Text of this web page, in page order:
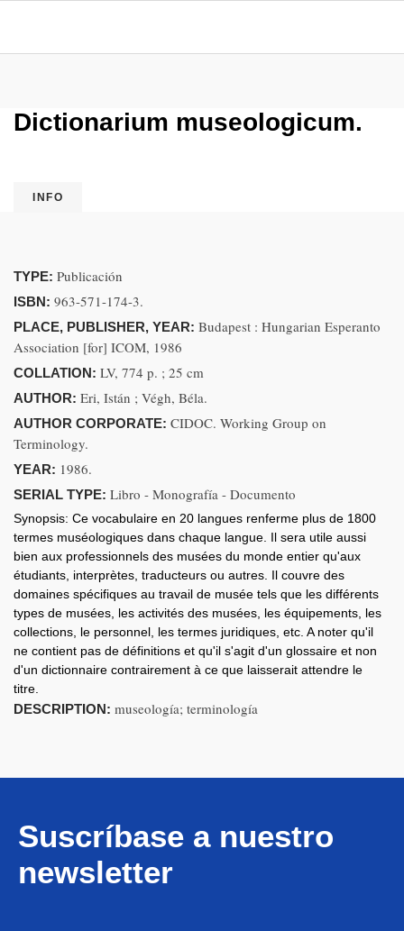
Dictionarium museologicum.
INFO
TYPE: Publicación
ISBN: 963-571-174-3.
PLACE, PUBLISHER, YEAR: Budapest : Hungarian Esperanto
Association [for] ICOM, 1986
COLLATION: LV, 774 p. ; 25 cm
AUTHOR: Eri, Istán ; Végh, Béla.
AUTHOR CORPORATE: CIDOC. Working Group on
Terminology.
YEAR: 1986.
SERIAL TYPE: Libro - Monografía - Documento
Synopsis: Ce vocabulaire en 20 langues renferme plus de 1800
termes muséologiques dans chaque langue. Il sera utile aussi
bien aux professionnels des musées du monde entier qu'aux
étudiants, interprètes, traducteurs ou autres. Il couvre des
domaines spécifiques au travail de musée tels que les différents
types de musées, les activités des musées, les équipements, les
collections, le personnel, les termes juridiques, etc. A noter qu'il
ne contient pas de définitions et qu'il s'agit d'un glossaire et non
d'un dictionnaire contrairement à ce que laisserait attendre le
titre.
DESCRIPTION: museología; terminología
Suscríbase a nuestro
newsletter